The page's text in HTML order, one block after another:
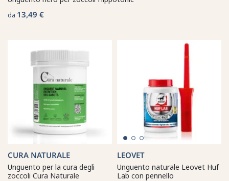
da 13,49 €
CURA NATURALE
Unguento per la cura degli
zoccoli Cura Naturale
LEOVET
Unguento naturale Leovet Huf
Lab con pennello